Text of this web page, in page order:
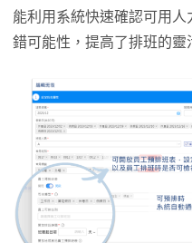
能利用系統快速確認可用
錯可能性，提高了排班的靈